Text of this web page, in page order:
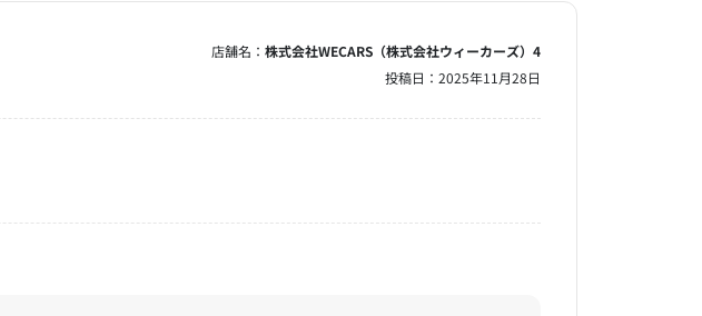
店舗名： 株式会社WECARS（株式会社ウィーカーズ）4
投稿日： 2025年11月28日